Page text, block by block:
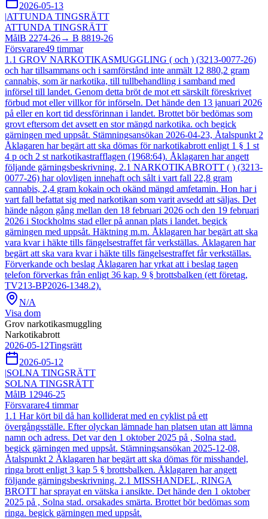
2026-05-13
|ATTUNDA TINGSRÄTT
ATTUNDA TINGSRÄTT
MålB 2274-26→ B 8819-26
Försvarare49 timmar
1.1 GROV NARKOTIKASMUGGLING ( och ) (3213-0077-26)
och har tillsammans och i samförstånd inte anmält 12 880,2 gram
cannabis, som är narkotika, till tullbehandling i samband med
införsel till landet. Genom detta bröt de mot ett särskilt föreskrivet
förbud mot eller villkor för införseln. Det hände den 13 januari 2026
på eller en kort tid dessförinnan i landet. Brottet bör bedömas som
grovt eftersom det avsett en stor mängd narkotika. och begick
gärningen med uppsåt. Stämningsansökan 2026-04-23, Åtalspunkt 2
Åklagaren har begärt att ska dömas för narkotikabrott enligt 1 § 1 st
4 p och 2 st narkotikastrafflagen (1968:64). Åklagaren har angett
följande gärningsbeskrivning. 2.1 NARKOTIKABROTT ( ) (3213-
0077-26) har olovligen innehaft och sålt i vart fall 22,8 gram
cannabis, 2,4 gram kokain och okänd mängd amfetamin. Hon har i
vart fall befattat sig med narkotikan som varit avsedd att säljas. Det
hände någon gång mellan den 18 februari 2026 och den 19 februari
2026 i Stockholms stad eller på annan plats i landet. begick
gärningen med uppsåt. Häktning m.m. Åklagaren har begärt att ska
vara kvar i häkte tills fängelsestraffet får verkställas. Åklagaren har
begärt att ska vara kvar i häkte tills fängelsestraffet får verkställas.
Förverkande och beslag Åklagaren har yrkat att i beslag tagen
telefon förverkas från enligt 36 kap. 9 § brottsbalken (ett företag,
TV213-BP2026-1348.2).
N/A
Visa dom
Grov narkotikasmuggling
Narkotikabrott
2026-05-12Tingsrätt
2026-05-12
|SOLNA TINGSRÄTT
SOLNA TINGSRÄTT
MålB 12946-25
Försvarare4 timmar
1.1 Har kört bil då han kolliderat med en cyklist på ett
övergångsställe. Efter olyckan lämnade han platsen utan att lämna
namn och adress. Det var den 1 oktober 2025 på , Solna stad.
begick gärningen med uppsåt. Stämningsansökan 2025-12-08,
Åtalspunkt 2 Åklagaren har begärt att ska dömas för misshandel,
ringa brott enligt 3 kap 5 § brottsbalken. Åklagaren har angett
följande gärningsbeskrivning. 2.1 MISSHANDEL, RINGA
BROTT har sprayat en vätska i ansikte. Det hände den 1 oktober
2025 på , Solna stad. orsakades smärta. Brottet bör bedömas som
ringa. begick gärningen med uppsåt.